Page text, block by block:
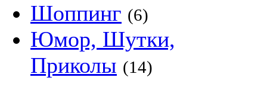
Шоппинг (6)
Юмор, Шутки,
Приколы (14)